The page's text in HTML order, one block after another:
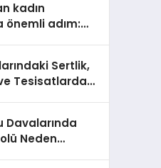
kadın
adım:
hafızasını
Sertlik,
Tesisatlarda
Davalarında
Neden